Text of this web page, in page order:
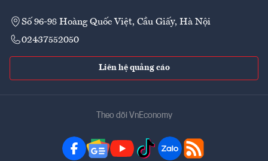
Số 96-98 Hoàng Quốc Việt, Cầu Giấy, Hà Nội
02437552050
Liên hệ quảng cáo
Theo dõi VnEconomy